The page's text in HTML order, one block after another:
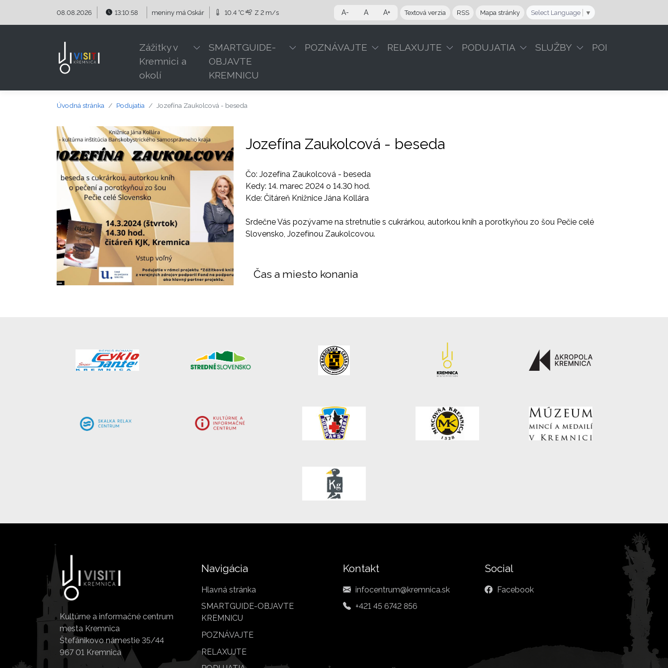
08.08.2026 13:10:59 meniny máOskár 10.4 °C Z 2 m/s A- A A+ Textová verzia RSS Mapa stránky Select Language ▼
Zážitky v
Kremnici a
okolí
SMARTGUIDE-
OBJAVTE
KREMNICU
POZNÁVAJTE RELAXUJTE PODUJATIA SLUŽBY POI
Úvodná stránka Podujatia Jozefína Zaukolcová - beseda
Jozefína Zaukolcová - beseda
Čo: Jozefína Zaukolcová - beseda
Kedy: 14. marec 2024 o 14.30 hod.
Kde: Čitáreň Knižnice Jána Kollára
Srdečne Vás pozývame na stretnutie s cukrárkou, autorkou kníh a porotkyňou zo šou Pečie celé
Slovensko, Jozefínou Zaukolcovou.
Čas a miesto konania
Kultúrne a informačné centrum
mesta Kremnica
Štefánikovo námestie 35/44
967 01 Kremnica
Navigácia
Hlavná stránka
SMARTGUIDE-OBJAVTE
KREMNICU
POZNÁVAJTE
RELAXUJTE
Kontakt
infocentrum@kremnica.sk
+421 45 6742 856
Social
Facebook